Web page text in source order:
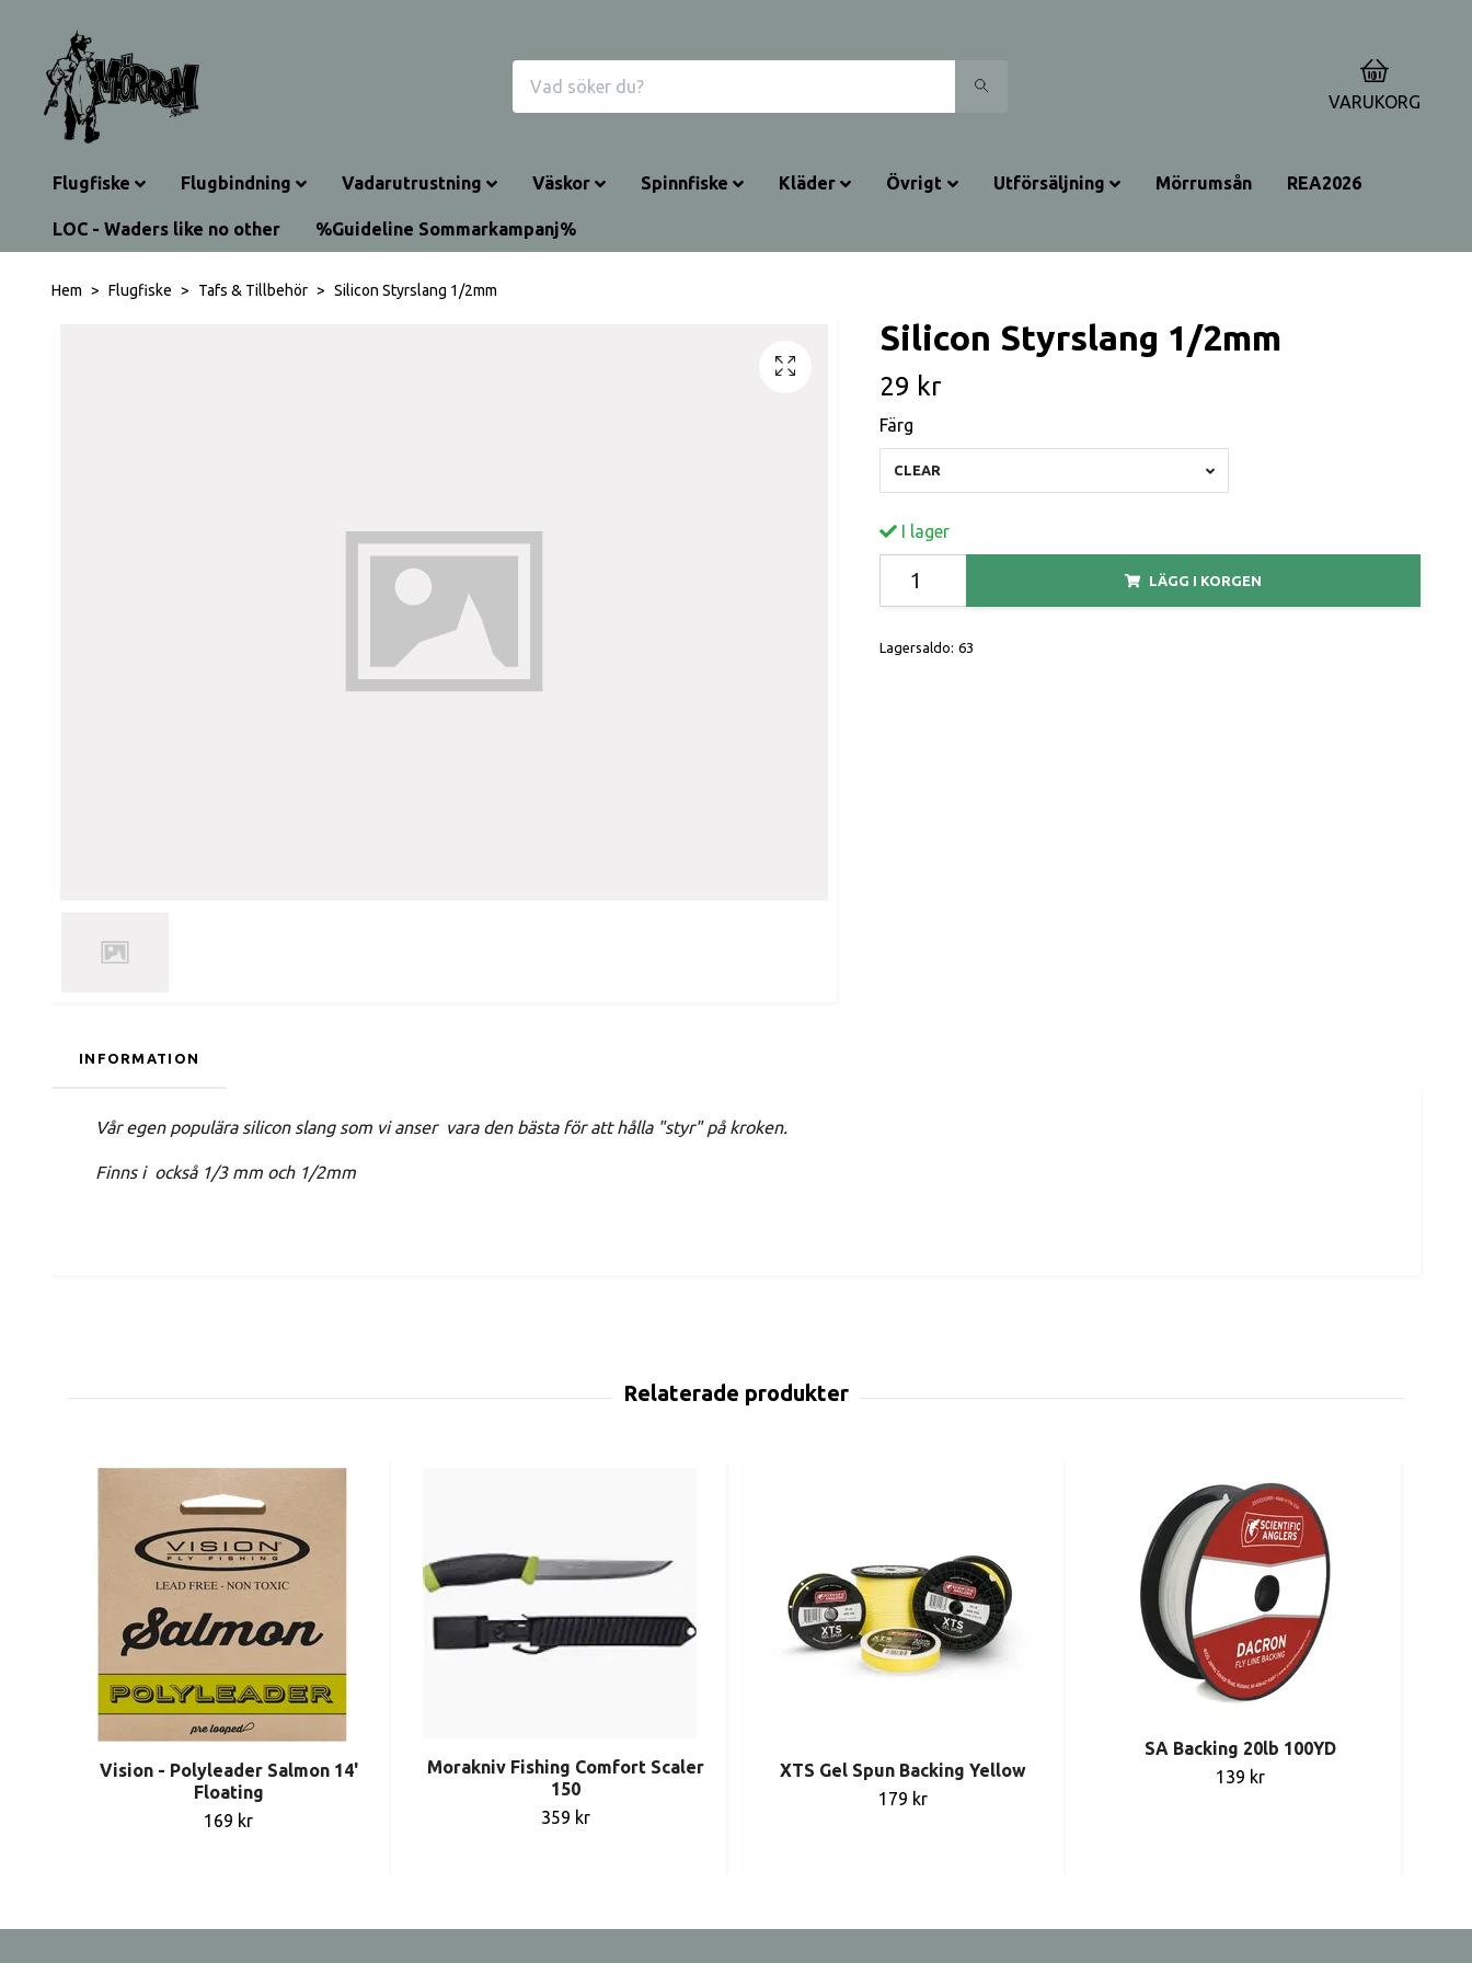
0
VARUKORG
Flugfiske Flugbindning Vadarutrustning Väskor Spinnfiske Kläder Övrigt Utförsäljning Mörrumsån REA2026
LOC - Waders like no other %Guideline Sommarkampanj%
Hem Flugfiske Tafs & Tillbehör Silicon Styrslang 1/2mm
Silicon Styrslang 1/2mm
29 kr
Färg
CLEAR
I lager
LÄGG I KORGEN
Lagersaldo: 63
INFORMATION
Vår egen populära silicon slang som vi anser vara den bästa för att hålla "styr" på kroken.
Finns i också 1/3 mm och 1/2mm
Vision - Polyleader Salmon 14'
Floating
169 kr
Morakniv Fishing Comfort Scaler
150
359 kr
XTS Gel Spun Backing Yellow
179 kr
SA Backing 20lb 100YD
139 kr